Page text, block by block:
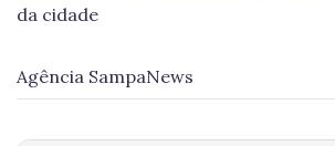
da cidade
Agência SampaNews